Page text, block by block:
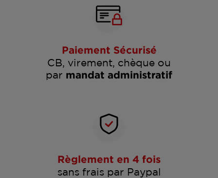
Paiement Sécurisé
CB, virement, chèque ou
par mandat administratif
Règlement en 4 fois
sans frais par Paypal